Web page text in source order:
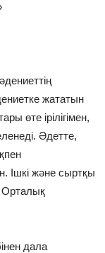
жататын
өте ірілігімен,
Әдетте,
Ішкі және сыртқы
Орталық
дала